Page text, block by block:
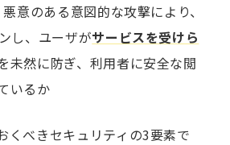
意のある意図的な攻撃により、
し、ユーザがサービスを受けら
未然に防ぎ、利用者に安全な閲
いるか
くべきセキュリティの3要素で